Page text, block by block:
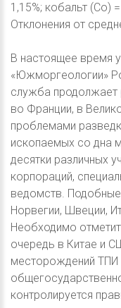
1,15%; кобальт (Со)
Отклонения от
В настоящее время
«Южморгеологии»
служба
во Франции, в
проблемами
ископаемых со дна
десятки различных
корпораций,
ведомств.
Норвегии, Швеции,
Необходимо
очередь в Китае и
месторождений ТПИ
контролируется